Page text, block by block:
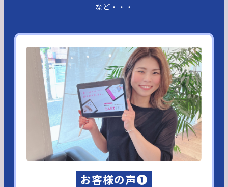
など・・・
お客様の声❶